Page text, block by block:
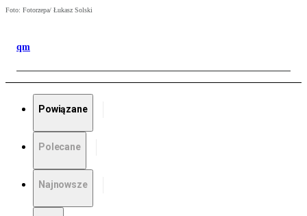
Foto: Fotorzepa/ Łukasz Solski
qm
Powiązane
Polecane
Najnowsze